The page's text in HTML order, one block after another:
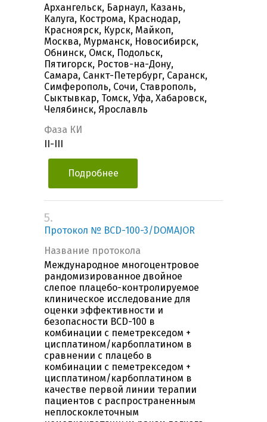
Архангельск, Барнаул, Казань,
Калуга, Кострома, Краснодар,
Красноярск, Курск, Майкоп,
Москва, Мурманск, Новосибирск,
Обнинск, Омск, Подольск,
Пятигорск, Ростов-на-Дону,
Самара, Санкт-Петербург, Саранск,
Симферополь, Сочи, Ставрополь,
Сыктывкар, Томск, Уфа, Хабаровск,
Челябинск, Ярославль
Фаза КИ
II-III
Подробнее
5.
Протокол № BCD-100-3/DOMAJOR
Название протокола
Международное многоцентровое
рандомизированное двойное
слепое плацебо-контролируемое
клиническое исследование для
оценки эффективности и
безопасности BCD-100 в
комбинации с пеметрекседом +
цисплатином/карбоплатином в
сравнении с плацебо в
комбинации с пеметрекседом +
цисплатином/карбоплатином в
качестве первой линии терапии
пациентов c распространенным
неплоскоклеточным